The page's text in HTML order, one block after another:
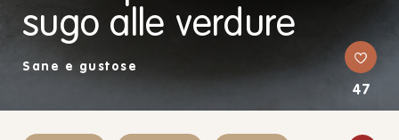
sugo alle verdure
Sane e gustose
47